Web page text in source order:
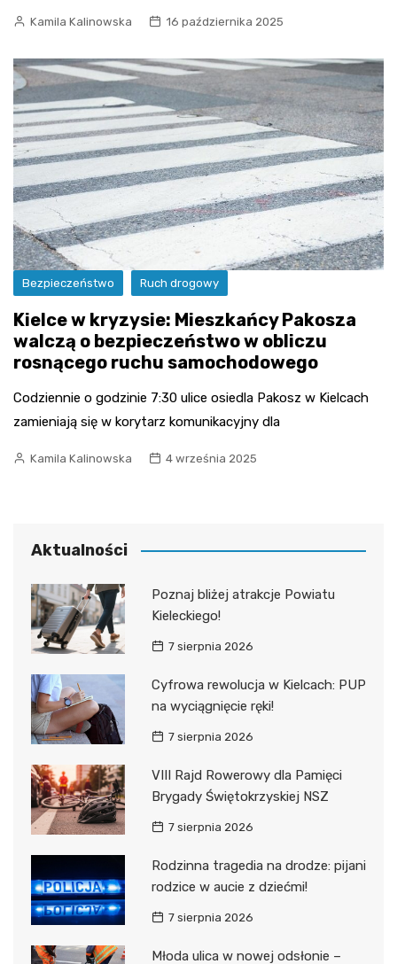
Kamila Kalinowska 16 października 2025
Bezpieczeństwo Ruch drogowy
Kielce w kryzysie: Mieszkańcy Pakosza
walczą o bezpieczeństwo w obliczu
rosnącego ruchu samochodowego
Codziennie o godzinie 7:30 ulice osiedla Pakosz w Kielcach
zamieniają się w korytarz komunikacyjny dla
Kamila Kalinowska 4 września 2025
Aktualności
Poznaj bliżej atrakcje Powiatu
Kieleckiego!
7 sierpnia 2026
Cyfrowa rewolucja w Kielcach: PUP
na wyciągnięcie ręki!
7 sierpnia 2026
VIII Rajd Rowerowy dla Pamięci
Brygady Świętokrzyskiej NSZ
7 sierpnia 2026
Rodzinna tragedia na drodze: pijani
rodzice w aucie z dziećmi!
7 sierpnia 2026
Młoda ulica w nowej odsłonie –